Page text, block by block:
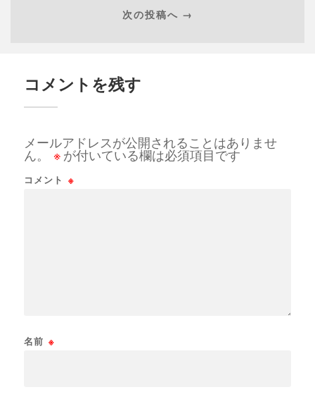
次の投稿へ →
コメントを残す
メールアドレスが公開されることはありませ
ん。
※ が付いている欄は必須項目です
コメント ※
名前 ※